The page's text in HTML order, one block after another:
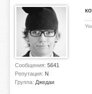
Сообщения: 5641
Репутация: N
Группа: Джедаи